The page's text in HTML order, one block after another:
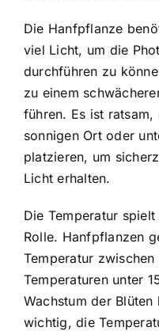
Die Hanfpflanze
viel Licht, um die
durchführen zu
zu einem
führen. Es ist ratsam,
sonnigen Ort oder
platzieren, um
Licht erhalten.
Die Temperatur
Rolle. Hanfpflanzen
Temperatur
Temperaturen unter
Wachstum der
wichtig, die